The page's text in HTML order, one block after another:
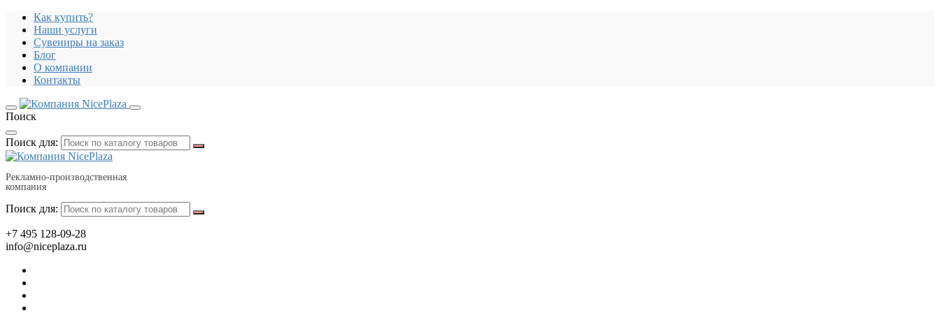
Как купить?
Наши услуги
Сувениры на заказ
Блог
О компании
Контакты
Поиск
Поиск для:
Рекламно-производственная
компания
Поиск для:
+7 495 128-09-28
info@niceplaza.ru